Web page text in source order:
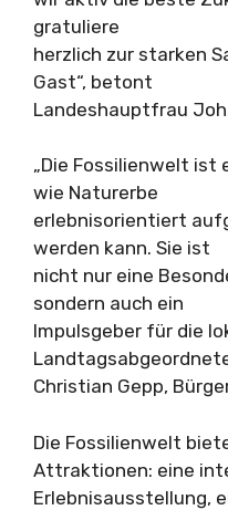
gratuliere
herzlich zur starken
Gast“, betont
Landeshauptfrau
„Die Fossilienwelt ist
wie Naturerbe
erlebnisorientiert
werden kann. Sie ist
nicht nur eine
sondern auch ein
Impulsgeber für die
Christian Gepp,
Die Fossilienwelt
Attraktionen: eine
Erlebnisausstellung,